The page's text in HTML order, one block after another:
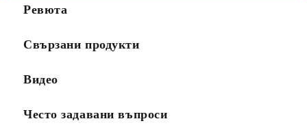
Ревюта
Свързани продукти
Видео
Често задавани въпроси